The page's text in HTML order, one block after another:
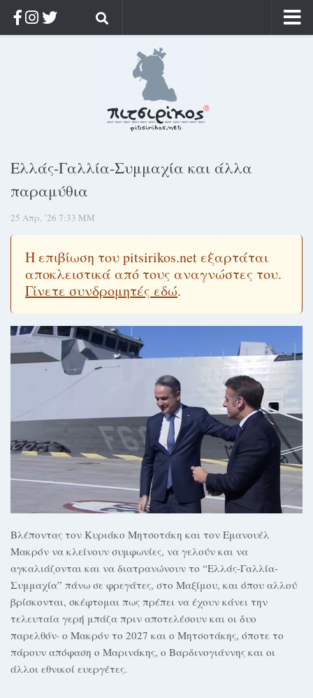
Στοχασμοί & αποφθέγματα
Διαφήμιση
Γίνετε συνδρομητής
Log in
Ελλάς-Γαλλία-Συμμαχία και άλλα
παραμύθια
25 Απρ, ’26 7:33 ΜΜ
Η επιβίωση του pitsirikos.net εξαρτάται
αποκλειστικά από τους αναγνώστες του.
Γίνετε συνδρομητές εδώ.
Βλέποντας τον Κυριάκο Μητσοτάκη και τον Εμανουέλ
Μακρόν να κλείνουν συμφωνίες, να γελούν και να
αγκαλιάζονται και να διατρανώνουν το “Ελλάς-Γαλλία-
Συμμαχία” πάνω σε φρεγάτες, στο Μαξίμου, και όπου αλλού
βρίσκονται, σκέφτομαι πως πρέπει να έχουν κάνει την
τελευταία γερή μπάζα πριν αποτελέσουν και οι δυο
παρελθόν· ο Μακρόν το 2027 και ο Μητσοτάκης, όποτε το
πάρουν απόφαση ο Μαρινάκης, ο Βαρδινογιάννης και οι
άλλοι εθνικοί ευεργέτες.